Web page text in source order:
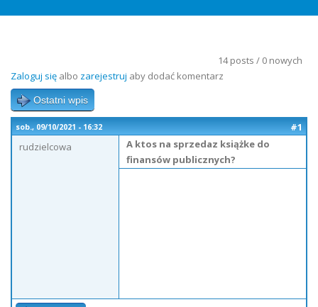
14 posts / 0 nowych
Zaloguj się albo zarejestruj aby dodać komentarz
Ostatni wpis
sob., 09/10/2021 - 16:32
#1
rudzielcowa
A ktos na sprzedaz książke do
finansów publicznych?